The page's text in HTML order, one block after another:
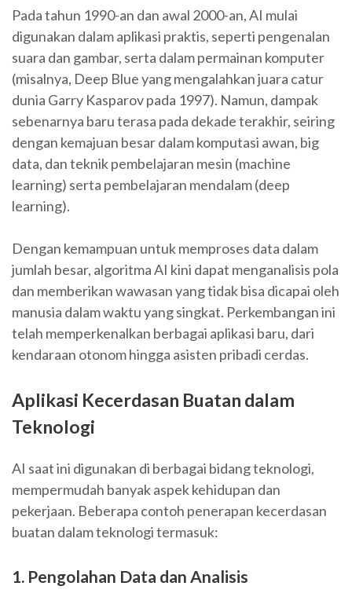
Pada tahun 1990-an dan awal 2000-an, AI mulai
digunakan dalam aplikasi praktis, seperti pengenalan
suara dan gambar, serta dalam permainan komputer
(misalnya, Deep Blue yang mengalahkan juara catur
dunia Garry Kasparov pada 1997). Namun, dampak
sebenarnya baru terasa pada dekade terakhir, seiring
dengan kemajuan besar dalam komputasi awan, big
data, dan teknik pembelajaran mesin (machine
learning) serta pembelajaran mendalam (deep
learning).
Dengan kemampuan untuk memproses data dalam
jumlah besar, algoritma AI kini dapat menganalisis pola
dan memberikan wawasan yang tidak bisa dicapai oleh
manusia dalam waktu yang singkat. Perkembangan ini
telah memperkenalkan berbagai aplikasi baru, dari
kendaraan otonom hingga asisten pribadi cerdas.
Aplikasi Kecerdasan Buatan dalam
Teknologi
AI saat ini digunakan di berbagai bidang teknologi,
mempermudah banyak aspek kehidupan dan
pekerjaan. Beberapa contoh penerapan kecerdasan
buatan dalam teknologi termasuk:
1. Pengolahan Data dan Analisis